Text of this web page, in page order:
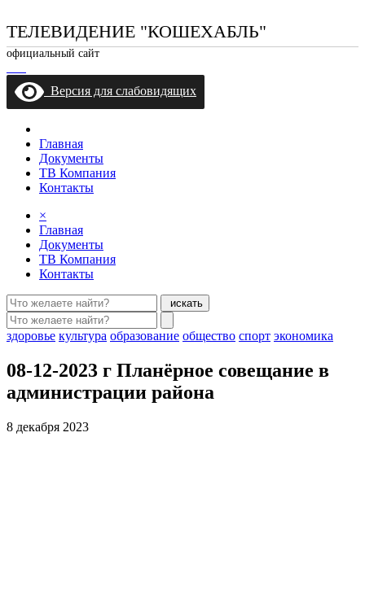
ТЕЛЕВИДЕНИЕ "КОШЕХАБЛЬ"
официальный сайт
Версия для слабовидящих
Главная
Документы
ТВ Компания
Контакты
×
Главная
Документы
ТВ Компания
Контакты
искать
здоровье культура образование общество спорт экономика
08-12-2023 г Планёрное совещание в
администрации района
8 декабря 2023